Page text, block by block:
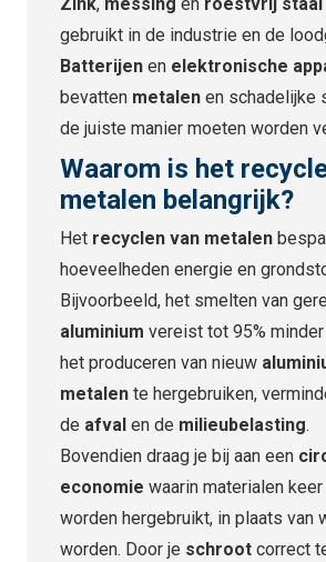
gebruikt in de industrie en de
Batterijen en elektronische
bevatten metalen en schadelijke
de juiste manier moeten worden
Waarom is het
metalen belangrijk?
Het recyclen van metalen
hoeveelheden energie en
Bijvoorbeeld, het smelten van
aluminium vereist tot 95%
het produceren van nieuw
metalen te hergebruiken,
de afval en de milieubelasting.
Bovendien draag je bij aan een
economie waarin materialen
worden hergebruikt, in plaats van
worden. Door je schroot correct